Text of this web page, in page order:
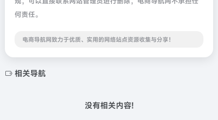
何责任。
电商导航网致力于优质、实用的网络站点资源收集与分享！
相关导航
没有相关内容!